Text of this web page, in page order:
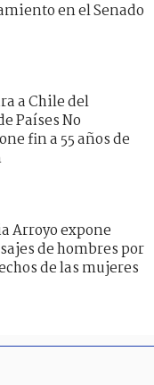
en el Senado
a Chile del
Países No
fin a 55 años de
Arroyo expone
de hombres por
de las mujeres